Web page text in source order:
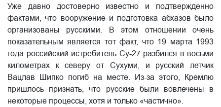
Уже давно достоверно известно и подтвержденно
фактами, что вооружение и подготовка абхазов было
организованы русскими. В этом отношении очень
показательным является тот факт, что 19 марта 1993
года российский истребитель Су-27 разбился в восьми
километрах к северу от Сухуми, и русский летчик
Вацлав Шипко погиб на месте. Из-за этого, Кремлю
пришлось признать, что русские были вовлечены в
некоторые процессы, хотя и только «частично».